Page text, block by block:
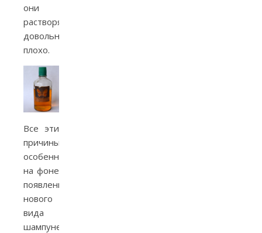
они
растворялись
довольно
плохо.
Все эти
причины,
особенно
на фоне
появления
нового
вида
шампуней,